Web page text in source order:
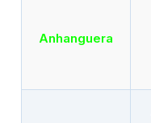
Anhanguera